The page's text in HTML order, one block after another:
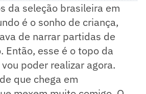
da seleção brasileira em
é o sonho de criança,
de narrar partidas de
Então, esse é o topo da
poder realizar agora.
que chega em